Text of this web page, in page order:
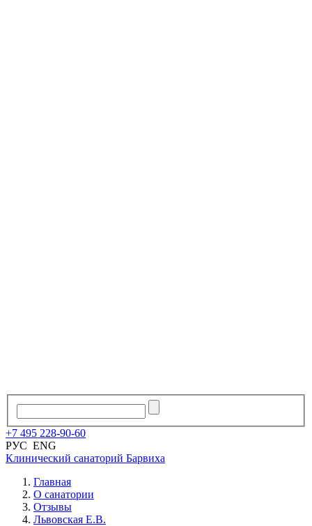
+7 495 228-90-60
РУС ENG
Клинический санаторий Барвиха
Главная
О санатории
Отзывы
Львовская Е.В.